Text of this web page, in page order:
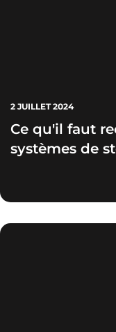
2 JUILLET 2024
Ce qu'il faut
systèmes de